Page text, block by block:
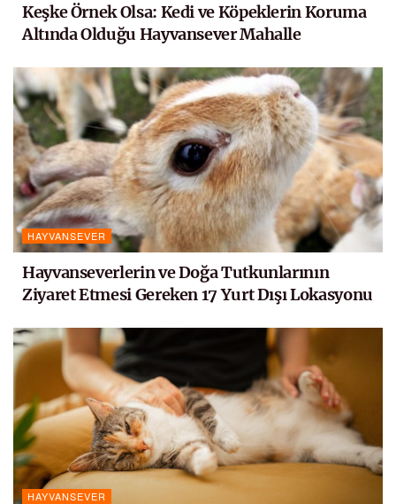
Keşke Örnek Olsa: Kedi ve Köpeklerin Koruma
Altında Olduğu Hayvansever Mahalle
HAYVANSEVER
Hayvanseverlerin ve Doğa Tutkunlarının
Ziyaret Etmesi Gereken 17 Yurt Dışı Lokasyonu
HAYVANSEVER